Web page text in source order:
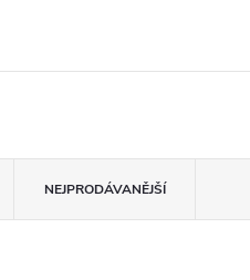
NEJPRODÁVANĚJŠÍ